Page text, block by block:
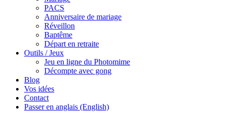
PACS
Anniversaire de mariage
Réveillon
Baptême
Départ en retraite
Outils / Jeux
Jeu en ligne du Photomime
Décompte avec gong
Blog
Vos idées
Contact
Passer en anglais (English)